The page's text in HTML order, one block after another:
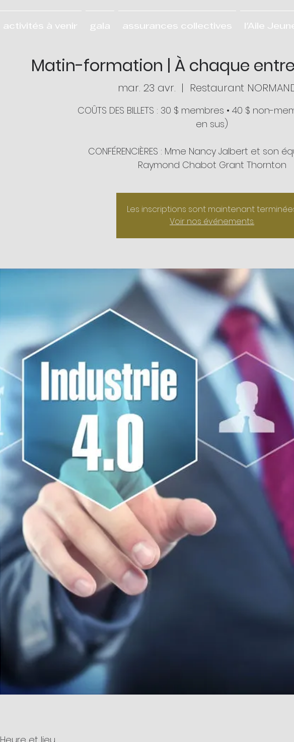
activités à venir gala assurances collectives l'Aile
Matin-formation | À chaque
mar. 23 avr.
  |
Restaurant
COÛTS DES BILLETS : 30 $ membres • 40 $ non-
en sus)
CONFÉRENCIÈRES : Mme Nancy Jalbert et son
Raymond Chabot Grant Thornton
Les inscriptions sont maintenant
Voir nos événements.